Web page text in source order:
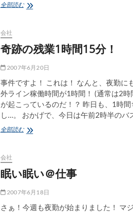
全部読む週
こ
先
か
ら
メ
ー
ル
会社
奇跡の残業1時間15分！
2007年6月20日
事件ですよ！ これは！ なんと、夜勤に
外ライン稼働時間が1時間！ (通常は2
が起こっているのだ！？ 昨日も、1時
し…。 おかげで、今日は午前2時半の
全部読む奇
1
間
分！
会社
眠い眠い＠仕事
2007年6月18日
さぁ！今週も夜勤が始まりました！ マ